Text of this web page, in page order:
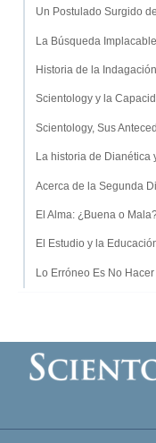
Un Postulado Surgido
La Búsqueda
Historia de la
Scientology y la
Scientology, Sus
La historia de Dianética
Acerca de la Segunda
El Alma: ¿Buena o
El Estudio y la
Lo Erróneo Es No